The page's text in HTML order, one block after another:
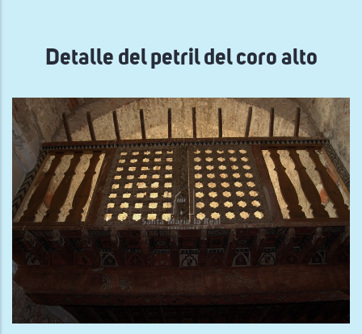
Detalle del petril del coro alto